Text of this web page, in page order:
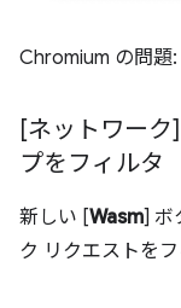
Chromium の問題:
[ネットワーク
プをフィルタ
新しい [Wasm] ボ
ク リクエストを